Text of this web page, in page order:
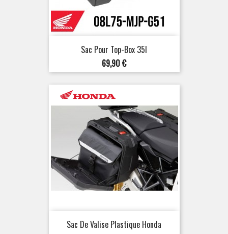
Sac Pour Top-Box 35l
Prix
69,90 €
Sac De Valise Plastique Honda